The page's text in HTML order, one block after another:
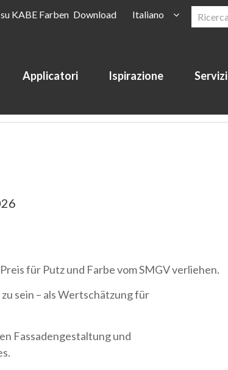
KABE Farben Download
Italiano
Applicatori Ispirazione Servizi
für Putz und Farbe vom SMGV verliehen.
sein – als Wertschätzung für
Fassadengestaltung und